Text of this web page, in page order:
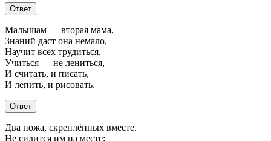
Ответ
Малышам — вторая мама,
Знаний даст она немало,
Научит всех трудиться,
Учиться — не лениться,
И считать, и писать,
И лепить, и рисовать.
Ответ
Два ножа, скреплённых вместе.
Не сидится им на месте: